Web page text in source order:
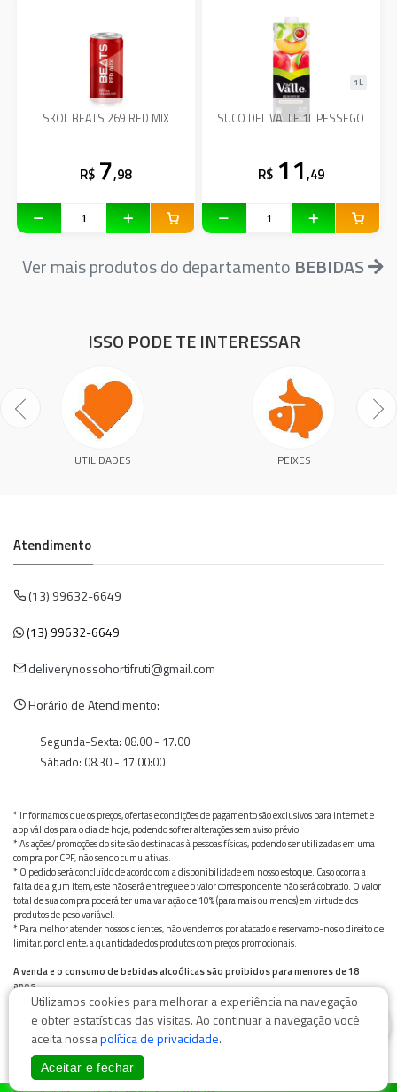
SKOL BEATS 269 RED MIX
R$ 7,98
SUCO DEL VALLE 1L PESSEGO
1L
R$ 11,49
Ver mais produtos do departamento BEBIDAS
ISSO PODE TE INTERESSAR
UTILIDADES PEIXES
Atendimento
(13) 99632-6649
(13) 99632-6649
deliverynossohortifruti@gmail.com
Horário de Atendimento:
Segunda-Sexta: 08.00 - 17.00
Sábado: 08.30 - 17:00:00
* Informamos que os preços, ofertas e condições de pagamento são exclusivos para internet e
app válidos para o dia de hoje, podendo sofrer alterações sem aviso prévio.
* As ações/promoções do site são destinadas à pessoas físicas, podendo ser utilizadas em uma
compra por CPF, não sendo cumulativas.
* O pedido será concluído de acordo com a disponibilidade em nosso estoque. Caso ocorra a
falta de algum item, este não será entregue e o valor correspondente não será cobrado. O valor
total de sua compra poderá ter uma variação de 10% (para mais ou menos) em virtude dos
produtos de peso variável.
* Para melhor atender nossos clientes, não vendemos por atacado e reservamo-nos o direito de
limitar, por cliente, a quantidade dos produtos com preços promocionais.
A venda e o consumo de bebidas alcoólicas são proibidos para menores de 18
anos.
Bebida alcoólica pode causar dependência química e, em excesso, provoca graves males à saúde.
Beba com moderação
Utilizamos cookies para melhorar a experiência na navegação
e obter estatísticas das visitas. Ao continuar a navegação você
aceita nossapolítica de privacidade.
Aceitar e fechar